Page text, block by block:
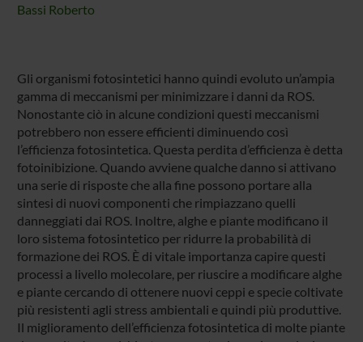
Bassi Roberto
Gli organismi fotosintetici hanno quindi evoluto un’ampia
gamma di meccanismi per minimizzare i danni da ROS.
Nonostante ciò in alcune condizioni questi meccanismi
potrebbero non essere efficienti diminuendo così
l’efficienza fotosintetica. Questa perdita d’efficienza è detta
fotoinibizione. Quando avviene qualche danno si attivano
una serie di risposte che alla fine possono portare alla
sintesi di nuovi componenti che rimpiazzano quelli
danneggiati dai ROS. Inoltre, alghe e piante modificano il
loro sistema fotosintetico per ridurre la probabilità di
formazione dei ROS. È di vitale importanza capire questi
processi a livello molecolare, per riuscire a modificare alghe
e piante cercando di ottenere nuovi ceppi e specie coltivate
più resistenti agli stress ambientali e quindi più produttive.
Il miglioramento dell’efficienza fotosintetica di molte piante